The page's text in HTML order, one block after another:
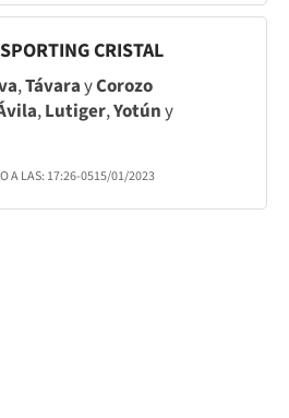
CRISTAL
,TávarayCorozo
,Lutiger,Yotúny
A LAS: 17:26-0515/01/2023